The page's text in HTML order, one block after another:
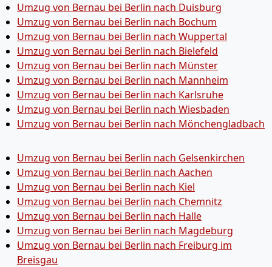
Umzug von Bernau bei Berlin nach Duisburg
Umzug von Bernau bei Berlin nach Bochum
Umzug von Bernau bei Berlin nach Wuppertal
Umzug von Bernau bei Berlin nach Bielefeld
Umzug von Bernau bei Berlin nach Münster
Umzug von Bernau bei Berlin nach Mannheim
Umzug von Bernau bei Berlin nach Karlsruhe
Umzug von Bernau bei Berlin nach Wiesbaden
Umzug von Bernau bei Berlin nach Mönchen­gladbach
Umzug von Bernau bei Berlin nach Gelsenkirchen
Umzug von Bernau bei Berlin nach Aachen
Umzug von Bernau bei Berlin nach Kiel
Umzug von Bernau bei Berlin nach Chemnitz
Umzug von Bernau bei Berlin nach Halle
Umzug von Bernau bei Berlin nach Magdeburg
Umzug von Bernau bei Berlin nach Freiburg im
Breisgau